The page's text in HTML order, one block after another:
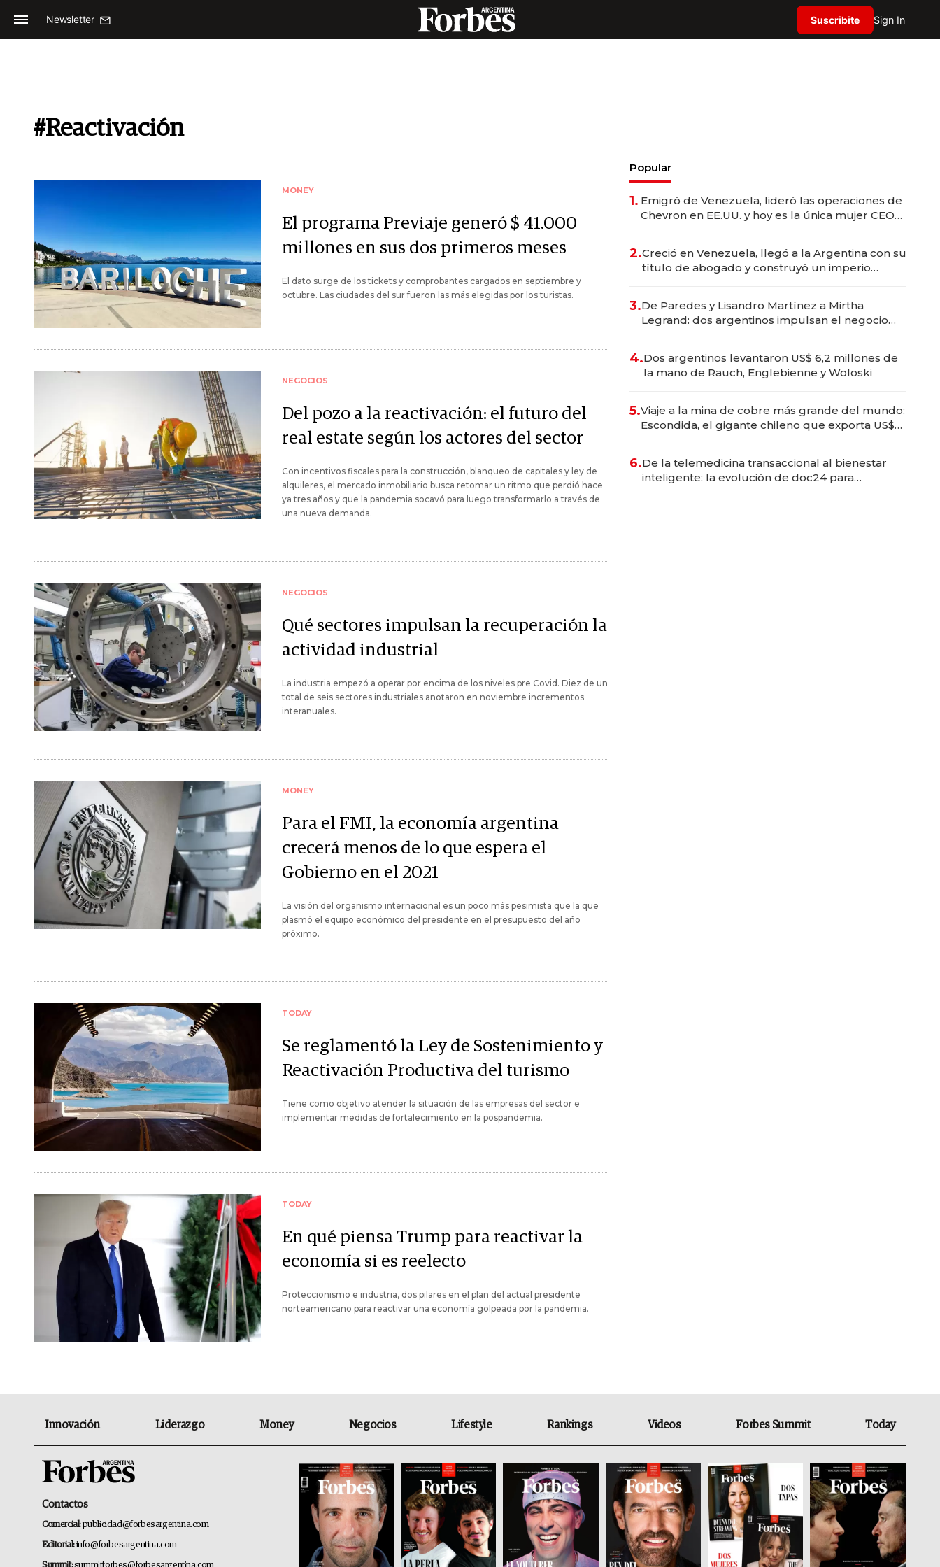
Newsletter Suscribite Sign In
#Reactivación
MONEY
El programa Previaje generó $ 41.000
millones en sus dos primeros meses
El dato surge de los tickets y comprobantes cargados en septiembre y
octubre. Las ciudades del sur fueron las más elegidas por los turistas.
NEGOCIOS
Del pozo a la reactivación: el futuro del
real estate según los actores del sector
Con incentivos fiscales para la construcción, blanqueo de capitales y ley de
alquileres, el mercado inmobiliario busca retomar un ritmo que perdió hace
ya tres años y que la pandemia socavó para luego transformarlo a través de
una nueva demanda.
NEGOCIOS
Qué sectores impulsan la recuperación la
actividad industrial
La industria empezó a operar por encima de los niveles pre Covid. Diez de un
total de seis sectores industriales anotaron en noviembre incrementos
interanuales.
MONEY
Para el FMI, la economía argentina
crecerá menos de lo que espera el
Gobierno en el 2021
La visión del organismo internacional es un poco más pesimista que la que
plasmó el equipo económico del presidente en el presupuesto del año
próximo.
TODAY
Se reglamentó la Ley de Sostenimiento y
Reactivación Productiva del turismo
Tiene como objetivo atender la situación de las empresas del sector e
implementar medidas de fortalecimiento en la pospandemia.
TODAY
En qué piensa Trump para reactivar la
economía si es reelecto
Proteccionismo e industria, dos pilares en el plan del actual presidente
norteamericano para reactivar una economía golpeada por la pandemia.
Popular
1. Emigró de Venezuela, lideró las operaciones de
Chevron en EE.UU. y hoy es la única mujer CEO
2.Creció en Venezuela, llegó a la Argentina con su
título de abogado y construyó un imperio
3.De Paredes y Lisandro Martínez a Mirtha
Legrand: dos argentinos impulsan el negocio
4.Dos argentinos levantaron US$ 6,2 millones de
la mano de Rauch, Englebienne y Woloski
5.Viaje a la mina de cobre más grande del mundo:
Escondida, el gigante chileno que exporta US$
6.De la telemedicina transaccional al bienestar
inteligente: la evolución de doc24 para
Innovación Liderazgo Money Negocios Lifestyle Rankings Videos Forbes Summit Today
Contactos
Comercial:publicidad@forbesargentina.com
Editorial:info@forbesargentina.com